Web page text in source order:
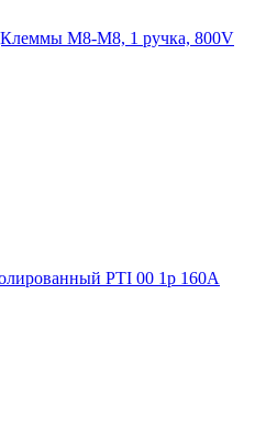
M8-M8, 1 ручка, 800V
PTI 00 1p 160A